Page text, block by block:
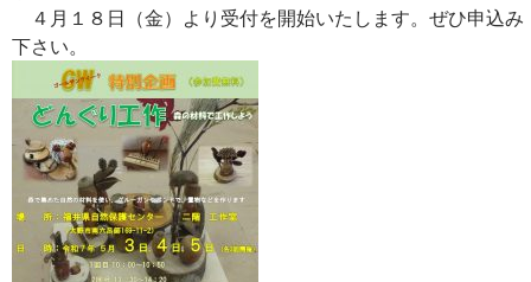
４月１８日（金）より受付を開始いたします。ぜひ申込み
下さい。